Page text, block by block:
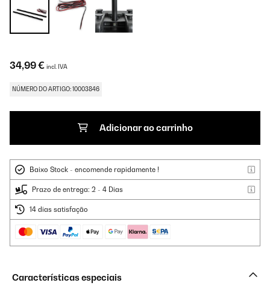
34,99 € incl. IVA
NÚMERO DO ARTIGO: 10003846
Adicionar ao carrinho
Baixo Stock - encomende rapidamente !
Prazo de entrega: 2 - 4 Dias
14 dias satisfação
Características especiais